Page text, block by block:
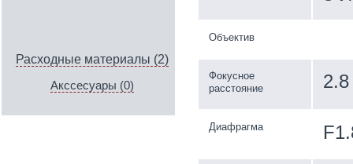
Расходные материалы (2)
Акссесуары (0)
Объектив
Фокусное
расстояние
Диафрагма